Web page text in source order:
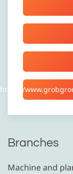
https://
Branches
Machine and